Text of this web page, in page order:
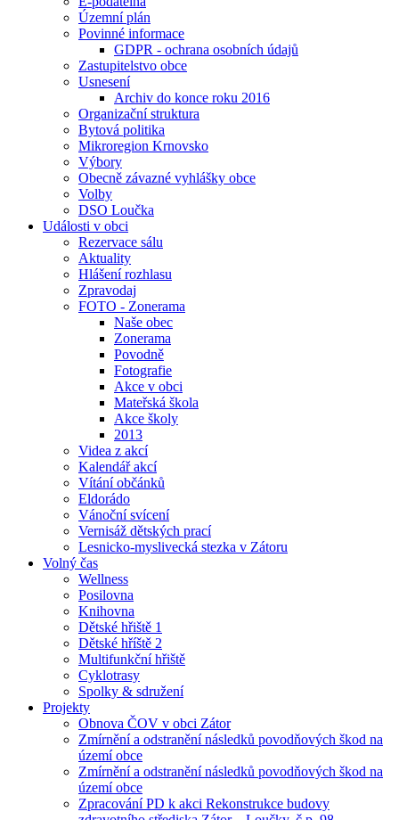
Územní plán
Povinné informace
GDPR - ochrana osobních údajů
Zastupitelstvo obce
Usnesení
Archiv do konce roku 2016
Organizační struktura
Bytová politika
Mikroregion Krnovsko
Výbory
Obecně závazné vyhlášky obce
Volby
DSO Loučka
Události v obci
Rezervace sálu
Aktuality
Hlášení rozhlasu
Zpravodaj
FOTO - Zonerama
Naše obec
Zonerama
Povodně
Fotografie
Akce v obci
Mateřská škola
Akce školy
2013
Videa z akcí
Kalendář akcí
Vítání občánků
Eldorádo
Vánoční svícení
Vernisáž dětských prací
Lesnicko-myslivecká stezka v Zátoru
Volný čas
Wellness
Posilovna
Knihovna
Dětské hřiště 1
Dětské hříště 2
Multifunkční hřiště
Cyklotrasy
Spolky & sdružení
Projekty
Obnova ČOV v obci Zátor
Zmírnění a odstranění následků povodňových škod na
území obce
Zmírnění a odstranění následků povodňových škod na
území obce
Zpracování PD k akci Rekonstrukce budovy